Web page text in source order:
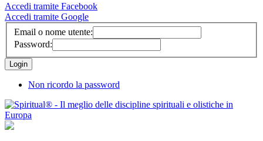
Accedi tramite Facebook
Accedi tramite Google
Email o nome utente:
Password:
Non ricordo la password